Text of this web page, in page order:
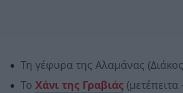
Τη γέφυρα της Αλαμάνας
Το Χάνι της Γραβιάς(μετέπειτα